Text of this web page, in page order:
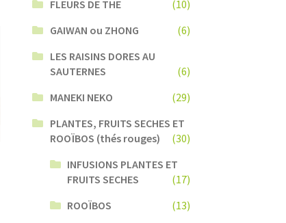
FLEURS DE THE
(10)
GAIWAN ou ZHONG
(6)
LES RAISINS DORES AU
SAUTERNES
(6)
MANEKI NEKO
(29)
PLANTES, FRUITS SECHES ET
ROOÏBOS (thés rouges)
(30)
INFUSIONS PLANTES ET
FRUITS SECHES
(17)
ROOÏBOS
(13)